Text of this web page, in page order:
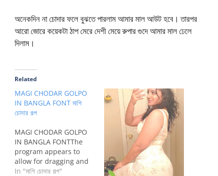
অনেকদিন না চোদার ফলে বুঝতে পারলাম আমার মাল আউট হবে। তারপর
আরো জোরে কয়েকটা ঠাপ মেরে দেশী মেয়ে রুপার গুদে আমার মাল ঢেলে
দিলাম।
Related
MAGI CHODAR GOLPO
IN BANGLA FONT মাগি
চোদার গল্প
MAGI CHODAR GOLPO
IN BANGLA FONTThe
program appears to
allow for dragging and
dropping of videos into
In "মাগি চোদার গল্প"